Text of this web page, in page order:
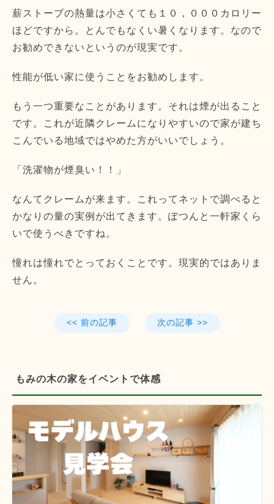
薪ストーブの熱量は小さくても１０，０００カロリー
ほどですから。とんでもなくい暑くなります。なので
お勧めできないというのが現実です。
性能が低い家に使うことをお勧めします。
もう一つ重要なことがあります。それは煙が出ること
です。これが近隣クレームになりやすいので家が建ち
こんでいる地域ではやめた方がいいでしょう。
「洗濯物が煙臭い！！」
なんてクレームが来ます。これってネットで調べると
かなりの量の実例が出てきます。ぽつんと一軒家くら
いで使うべきですね。
憧れは憧れでとっておくことです。現実的ではありま
せん。
<< 前の記事 次の記事 >>
もみの木の家をイベントで体感